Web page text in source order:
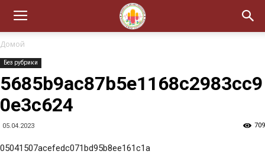
Домой
Без рубрики
5685b9ac87b5e1168c2983cc9
0e3c624
05.04.2023 709
05041507acefedc071bd95b8ee161c1a